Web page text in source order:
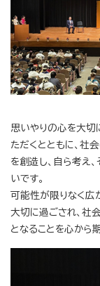
思いやりの心を大切
ただくとともに、社
を創造し、自ら考え
いです。
可能性が限りなく広
大切に過ごされ、社
となることを心から